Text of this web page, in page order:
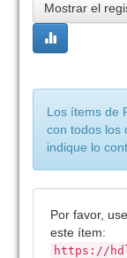
Mostrar el
Los ítems de
con todos los
indique lo
Por favor,
este ítem:
https://